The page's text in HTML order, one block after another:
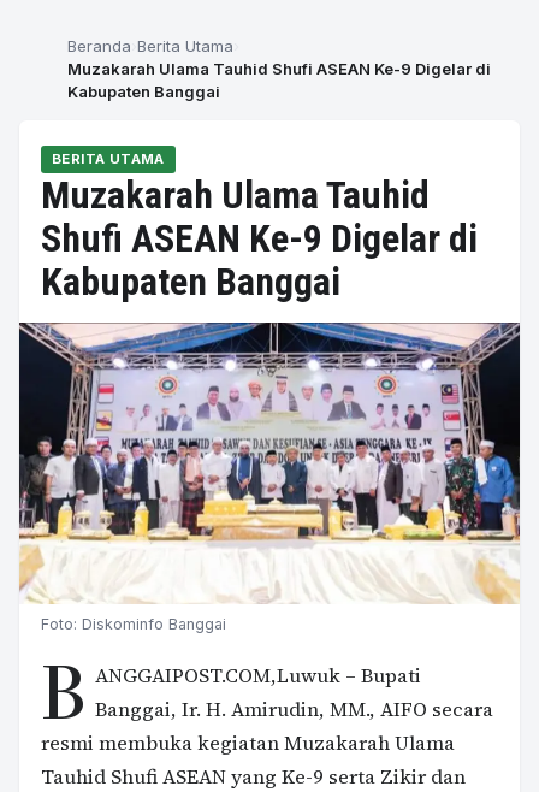
Beranda Berita Utama
Muzakarah Ulama Tauhid Shufi ASEAN Ke-9 Digelar di
Kabupaten Banggai
BERITA UTAMA
Muzakarah Ulama Tauhid
Shufi ASEAN Ke-9 Digelar di
Kabupaten Banggai
Foto: Diskominfo Banggai
B ANGGAIPOST.COM,Luwuk – Bupati
Banggai, Ir. H. Amirudin, MM., AIFO secara
resmi membuka kegiatan Muzakarah Ulama
Tauhid Shufi ASEAN yang Ke-9 serta Zikir dan